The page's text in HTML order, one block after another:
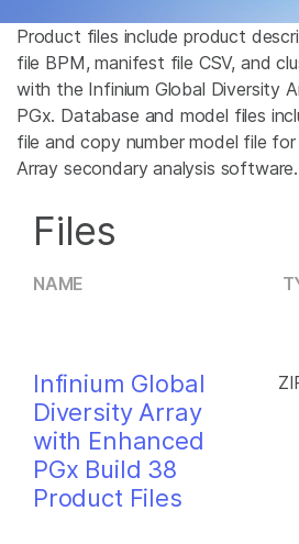
Product files include product
file BPM, manifest file CSV, and
with the Infinium Global Diversity
PGx. Database and model files
file and copy number model file for
Array secondary analysis software.
Files
NAME
Infinium Global
Diversity Array
with Enhanced
PGx Build 38
Product Files